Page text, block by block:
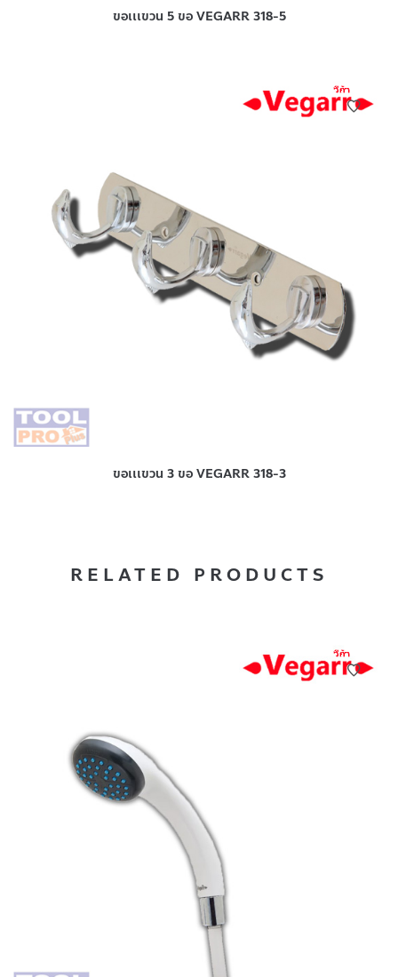
ขอเเเขวน 5 ขอ VEGARR 318-5
ขอเเเขวน 3 ขอ VEGARR 318-3
RELATED PRODUCTS